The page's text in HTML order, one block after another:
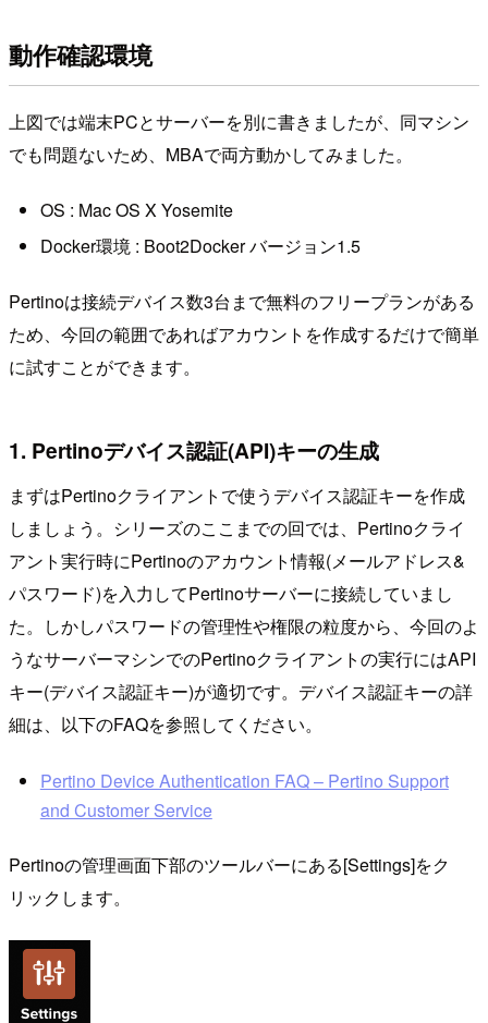
動作確認環境
上図では端末PCとサーバーを別に書きましたが、同マシン
でも問題ないため、MBAで両方動かしてみました。
OS : Mac OS X Yosemite
Docker環境 : Boot2Docker バージョン1.5
Pertinoは接続デバイス数3台まで無料のフリープランがある
ため、今回の範囲であればアカウントを作成するだけで簡単
に試すことができます。
1. Pertinoデバイス認証(API)キーの生成
まずはPertinoクライアントで使うデバイス認証キーを作成
しましょう。シリーズのここまでの回では、Pertinoクライ
アント実行時にPertinoのアカウント情報(メールアドレス&
パスワード)を入力してPertinoサーバーに接続していまし
た。しかしパスワードの管理性や権限の粒度から、今回のよ
うなサーバーマシンでのPertinoクライアントの実行にはAPI
キー(デバイス認証キー)が適切です。デバイス認証キーの詳
細は、以下のFAQを参照してください。
Pertino Device Authentication FAQ – Pertino Support
and Customer Service
Pertinoの管理画面下部のツールバーにある[Settings]をク
リックします。